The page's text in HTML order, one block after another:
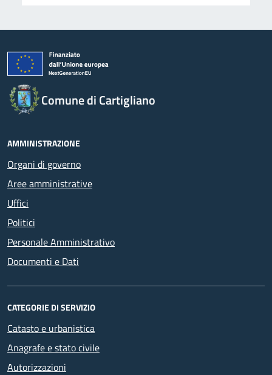
Comune di Cartigliano
AMMINISTRAZIONE
Organi di governo
Aree amministrative
Uffici
Politici
Personale Amministrativo
Documenti e Dati
CATEGORIE DI SERVIZIO
Catasto e urbanistica
Anagrafe e stato civile
Autorizzazioni